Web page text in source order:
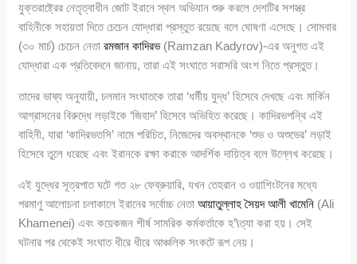
যুক্তরাষ্ট্রের নেতৃত্বাধীন জোট ইরানে স্থল অভিযান শুরু করলে দেশটির সশস্ত্র
বাহিনীকে সহায়তা দিতে চেচেন যোদ্ধারা প্রস্তুত রয়েছে বলে ঘোষণা এসেছে। সোমবার
(৩০ মার্চ) চেচেন নেতারমজান কাদিরভ(Ramzan Kadyrov)-এর অনুগত এই
যোদ্ধারা এক প্রতিবেদনে জানায়, তারা এই সংঘাতে সরাসরি অংশ নিতে প্রস্তুত।
তাদের ভাষ্য অনুযায়ী, চলমান সংঘাতকে তারা ‘ধর্মীয় যুদ্ধ’ হিসেবে দেখছে এবং মার্কিন
আগ্রাসনের বিরুদ্ধে লড়াইকে ‘জিহাদ’ হিসেবে অভিহিত করেছে। কাদিরভপন্থি এই
বাহিনী, যারা ‘কাদিরভতসি’ নামে পরিচিত, নিজেদের অবস্থানকে ‘শুভ ও অশুভের’ লড়াই
হিসেবে তুলে ধরেছে এবং ইরানকে রক্ষা করাকে আদর্শিক দায়িত্ব বলে উল্লেখ করেছে।
এই যুদ্ধের সূত্রপাত ঘটে গত ২৮ ফেব্রুয়ারি, যখন তেহরান ও ওয়াশিংটনের মধ্যে
পরমাণু আলোচনা চলাকালে ইরানের সর্বোচ্চ নেতাআয়াতুল্লাহ সৈয়দ আলী খামেনি (Ali
Khamenei) এবং কয়েকজন শীর্ষ সামরিক কর্মকর্তাকে হ’\ত্যা করা হয়। সেই
ঘটনার পর থেকেই সংঘাত ধীরে ধীরে আঞ্চলিক সংকটে রূপ নেয়।